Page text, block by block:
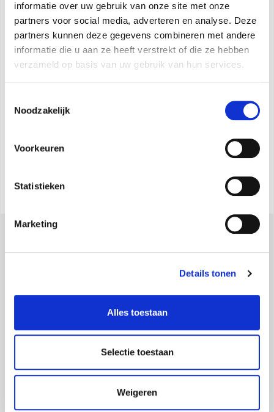
informatie over uw gebruik van onze site met onze
partners voor social media, adverteren en analyse. Deze
partners kunnen deze gegevens combineren met andere
informatie die u aan ze heeft verstrekt of die ze hebben
verzameld op basis van uw gebruik van hun services.
Noodzakelijk
Voorkeuren
Statistieken
Marketing
Details tonen
Alles toestaan
Selectie toestaan
Weigeren
Bent u nog niet geregistreerd?
Registreer u nu
Olimpia Splendid S.p.A.
Maps